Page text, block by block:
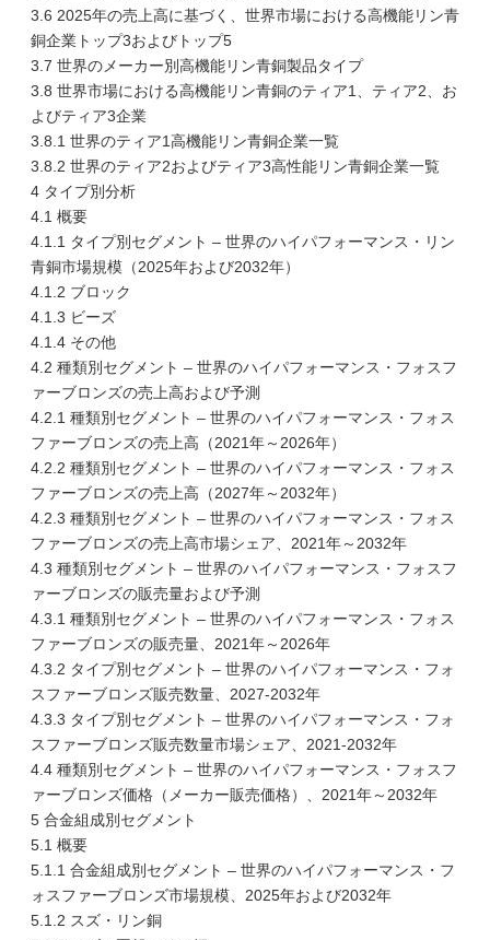
3.6 2025年の売上高に基づく、世界市場における高機能リン青
銅企業トップ3およびトップ5
3.7 世界のメーカー別高機能リン青銅製品タイプ
3.8 世界市場における高機能リン青銅のティア1、ティア2、お
よびティア3企業
3.8.1 世界のティア1高機能リン青銅企業一覧
3.8.2 世界のティア2およびティア3高性能リン青銅企業一覧
4 タイプ別分析
4.1 概要
4.1.1 タイプ別セグメント – 世界のハイパフォーマンス・リン
青銅市場規模（2025年および2032年）
4.1.2 ブロック
4.1.3 ビーズ
4.1.4 その他
4.2 種類別セグメント – 世界のハイパフォーマンス・フォスフ
ァーブロンズの売上高および予測
4.2.1 種類別セグメント – 世界のハイパフォーマンス・フォス
ファーブロンズの売上高（2021年～2026年）
4.2.2 種類別セグメント – 世界のハイパフォーマンス・フォス
ファーブロンズの売上高（2027年～2032年）
4.2.3 種類別セグメント – 世界のハイパフォーマンス・フォス
ファーブロンズの売上高市場シェア、2021年～2032年
4.3 種類別セグメント – 世界のハイパフォーマンス・フォスフ
ァーブロンズの販売量および予測
4.3.1 種類別セグメント – 世界のハイパフォーマンス・フォス
ファーブロンズの販売量、2021年～2026年
4.3.2 タイプ別セグメント – 世界のハイパフォーマンス・フォ
スファーブロンズ販売数量、2027-2032年
4.3.3 タイプ別セグメント – 世界のハイパフォーマンス・フォ
スファーブロンズ販売数量市場シェア、2021-2032年
4.4 種類別セグメント – 世界のハイパフォーマンス・フォスフ
ァーブロンズ価格（メーカー販売価格）、2021年～2032年
5 合金組成別セグメント
5.1 概要
5.1.1 合金組成別セグメント – 世界のハイパフォーマンス・フ
ォスファーブロンズ市場規模、2025年および2032年
5.1.2 スズ・リン銅